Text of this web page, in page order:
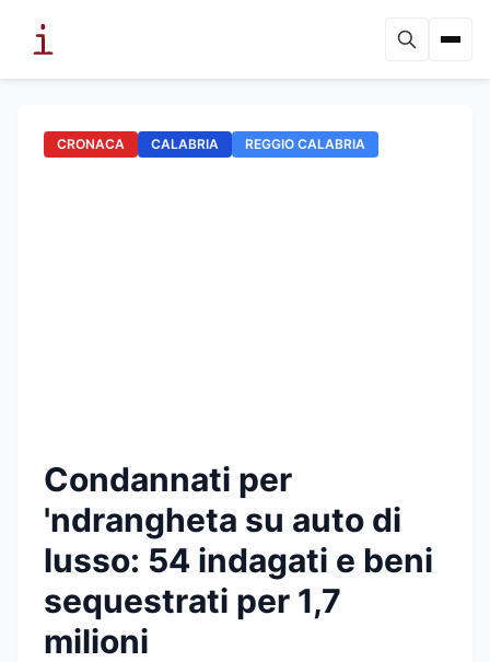
CRONACA CALABRIA REGGIO CALABRIA
Condannati per
'ndrangheta su auto di
lusso: 54 indagati e beni
sequestrati per 1,7
milioni